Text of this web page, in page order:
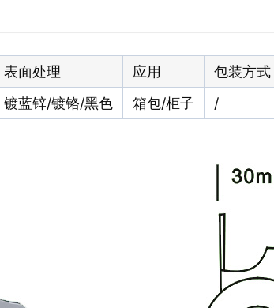
表面处理 应用
包装方式
镀蓝锌/镀铬/黑色 箱包/柜子 /